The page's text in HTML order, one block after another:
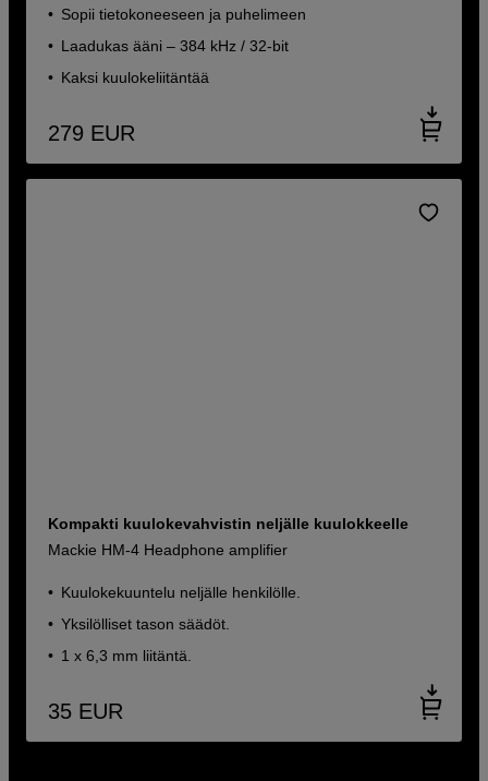
Sopii tietokoneeseen ja puhelimeen
Laadukas ääni – 384 kHz / 32-bit
Kaksi kuulokeliitäntää
279 EUR
Kompakti kuulokevahvistin neljälle kuulokkeelle
Mackie HM-4 Headphone amplifier
Kuulokekuuntelu neljälle henkilölle.
Yksilölliset tason säädöt.
1 x 6,3 mm liitäntä.
35 EUR